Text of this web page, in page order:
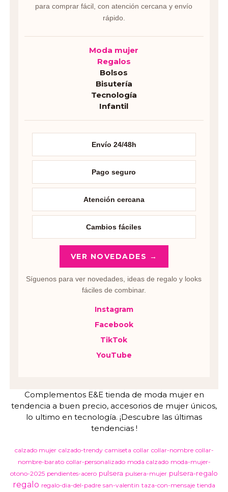
para comprar fácil, con atención cercana y envío
rápido.
Moda mujer
Regalos
Bolsos
Bisutería
Tecnología
Infantil
Envío 24/48h
Pago seguro
Atención cercana
Cambios fáciles
VER NOVEDADES →
Síguenos para ver novedades, ideas de regalo y looks
fáciles de combinar.
Instagram
Facebook
TikTok
YouTube
Complementos E&E tienda de moda mujer en
tendencia a buen precio, accesorios de mujer únicos,
lo ultimo en tecnología. ¡Descubre las últimas
tendencias !
calzado mujer calzado-trendy camiseta collar collar-nombre collar-
nombre-barato collar-personalizado moda calzado moda-mujer-
otono-2025 pendientes-acero pulsera pulsera-mujer pulsera-regalo
regalo regalo-dia-del-padre san-valentin taza-con-mensaje tienda